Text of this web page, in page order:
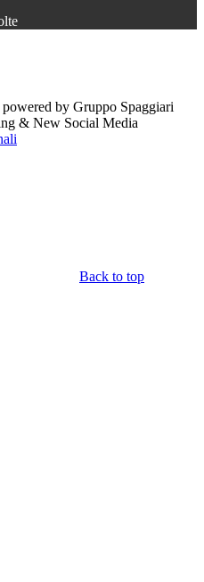
by Gruppo Spaggiari
& New Social Media
Back to top